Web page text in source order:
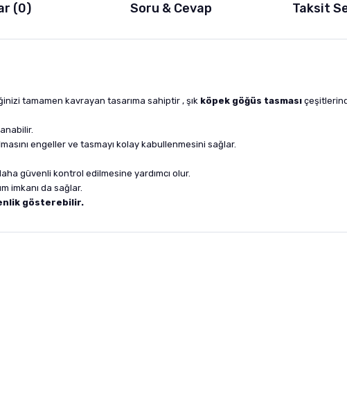
(0) Soru & Cevap Taksit
tamamen kavrayan tasarıma sahiptir , şık köpek göğüs tasması
engeller ve tasmayı kolay kabullenmesini sağlar.
güvenli kontrol edilmesine yardımcı olur.
imkanı da sağlar.
gösterebilir.